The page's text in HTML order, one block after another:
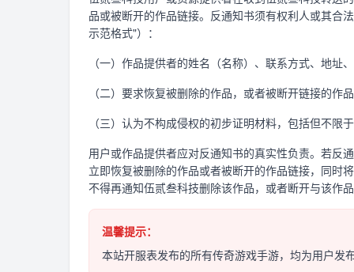
品或被断开的作品链接。反通知书须有权利人或其合
示范格式"）：
（一）作品提供者的姓名（名称）、联系方式、地址
（二）要求恢复被删除的作品，或者被断开链接的作
（三）认为不构成侵权的初步证明材料，包括但不限
用户或作品提供者应对反通知书的真实性负责。若反
立即恢复被删除的作品或者被断开的作品链接，同时
不得再通知伍贰叁科技删除该作品，或者断开与该作品
温馨提示：
本站开服表发布的所有传奇游戏手游，均为用户发